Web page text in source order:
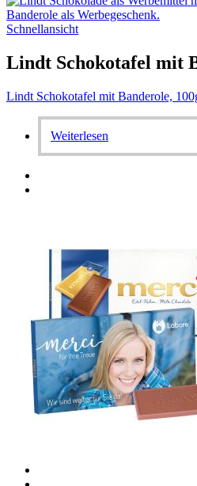
Schnellansicht
Lindt Schokotafel mit
Lindt Schokotafel mit Banderole,
Weiterlesen